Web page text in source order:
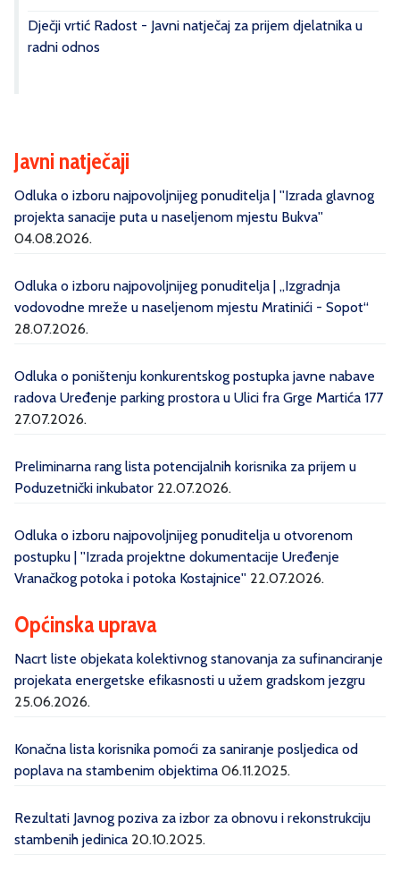
Dječji vrtić Radost - Javni natječaj za prijem djelatnika u
radni odnos
Javni natječaji
Odluka o izboru najpovoljnijeg ponuditelja | ''Izrada glavnog
projekta sanacije puta u naseljenom mjestu Bukva''
04.08.2026.
Odluka o izboru najpovoljnijeg ponuditelja | „Izgradnja
vodovodne mreže u naseljenom mjestu Mratinići - Sopot“
28.07.2026.
Odluka o poništenju konkurentskog postupka javne nabave
radova Uređenje parking prostora u Ulici fra Grge Martića 177
27.07.2026.
Preliminarna rang lista potencijalnih korisnika za prijem u
Poduzetnički inkubator 22.07.2026.
Odluka o izboru najpovoljnijeg ponuditelja u otvorenom
postupku | ''Izrada projektne dokumentacije Uređenje
Vranačkog potoka i potoka Kostajnice'' 22.07.2026.
Općinska uprava
Nacrt liste objekata kolektivnog stanovanja za sufinanciranje
projekata energetske efikasnosti u užem gradskom jezgru
25.06.2026.
Konačna lista korisnika pomoći za saniranje posljedica od
poplava na stambenim objektima 06.11.2025.
Rezultati Javnog poziva za izbor za obnovu i rekonstrukciju
stambenih jedinica 20.10.2025.